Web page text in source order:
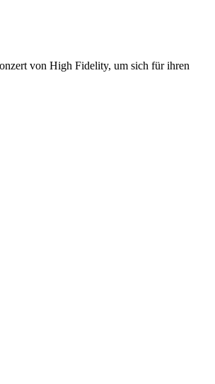
von High Fide­lity, um sich für ihren